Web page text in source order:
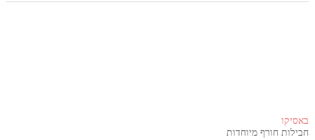
באסיקו
חבילות חורף מיוחדות